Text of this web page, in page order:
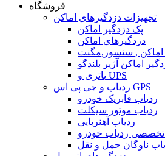
فروشگاه
تجهیزات دزدگیرهای اماکن
پک دزدگیر اماکن
دزدگیرهای اماکن
, سنسور,مگنت
اماکن آژیر بلندگو
باتری و UPS
ردیاب و جی پی اس GPS
ردیاب فابریک خودرو
ردیاب موتور سیکلت
ردیاب آهنربایی
ردیاب خودرو
ناوگان حمل و نقل